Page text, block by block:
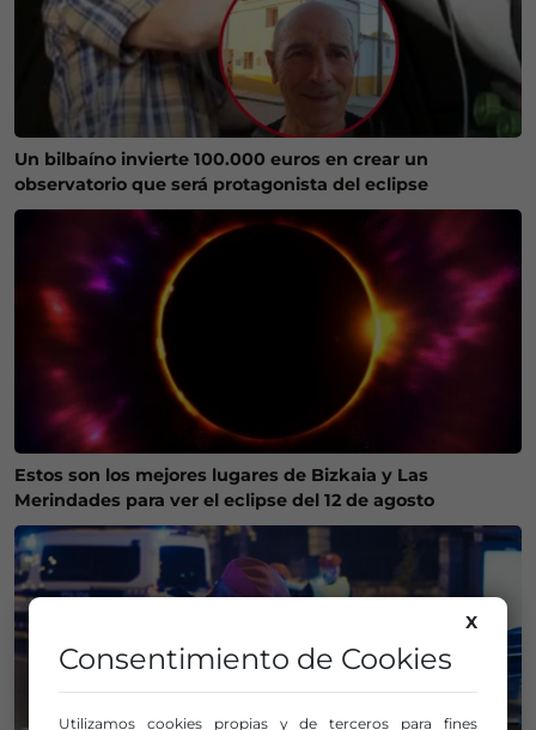
Un bilbaíno invierte 100.000 euros en crear un
observatorio que será protagonista del eclipse
Estos son los mejores lugares de Bizkaia y Las
Merindades para ver el eclipse del 12 de agosto
X
Consentimiento de Cookies
Utilizamos cookies propias y de terceros para fines